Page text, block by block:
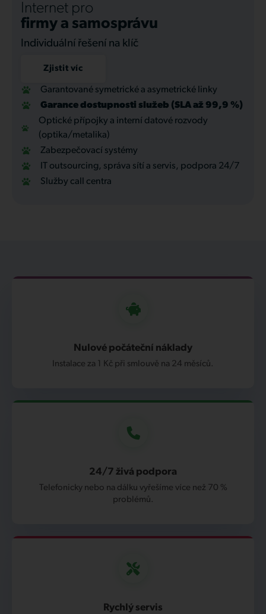
Internet pro
firmy a samosprávu
Individuální řešení na klíč
Zjistit víc
Garantované symetrické a asymetrické linky
Garance dostupnosti služeb (SLA až 99,9 %)
Optické přípojky a interní datové rozvody
(optika/metalika)
Zabezpečovací systémy
IT outsourcing, správa sítí a servis, podpora 24/7
Služby call centra
Nulové počáteční náklady
Instalace za 1 Kč při smlouvě na 24 měsíců.
24/7 živá podpora
Telefonicky nebo na dálku vyřešíme více než 70 %
problémů.
Rychlý servis